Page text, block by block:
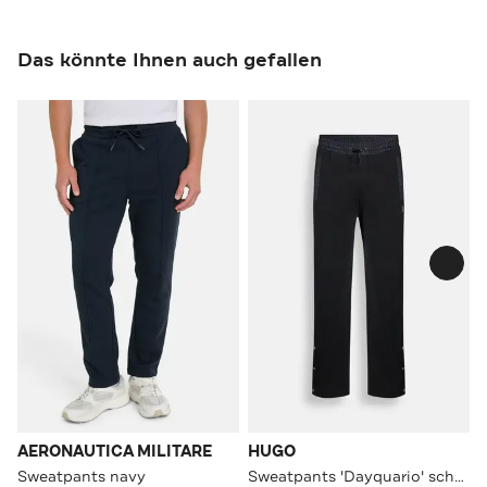
Das könnte Ihnen auch gefallen
AERONAUTICA MILITARE
Sweatpants navy
HUGO
Sweatpants 'Dayquario' schwarz